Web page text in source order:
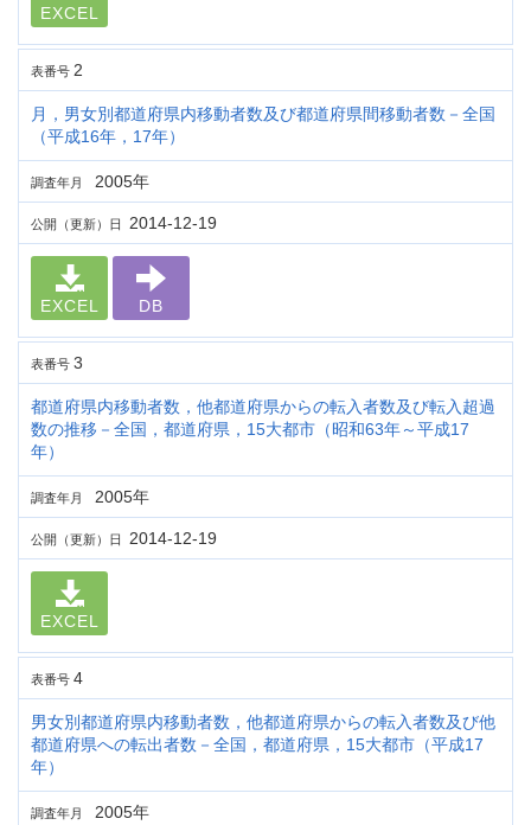
EXCEL
表番号 2
月，男女別都道府県内移動者数及び都道府県間移動者数－全国
（平成16年，17年）
調査年月 2005年
公開（更新）日 2014-12-19
EXCEL DB
表番号 3
都道府県内移動者数，他都道府県からの転入者数及び転入超過
数の推移－全国，都道府県，15大都市（昭和63年～平成17
年）
調査年月 2005年
公開（更新）日 2014-12-19
EXCEL
表番号 4
男女別都道府県内移動者数，他都道府県からの転入者数及び他
都道府県への転出者数－全国，都道府県，15大都市（平成17
年）
調査年月 2005年